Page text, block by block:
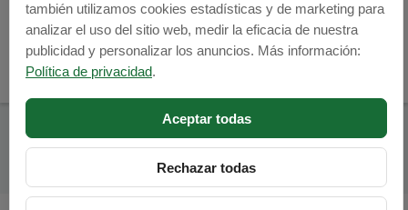
Site: www.cubrecarter.com
Cubre Carter -© 2026
también utilizamos cookies estadísticas y de marketing para
analizar el uso del sitio web, medir la eficacia de nuestra
publicidad y personalizar los anuncios. Más información:
Política de privacidad.
Aceptar todas
Rechazar todas